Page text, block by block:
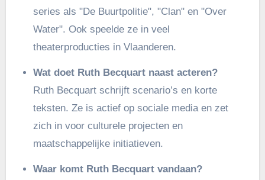
series als "De Buurtpolitie", "Clan" en "Over
Water". Ook speelde ze in veel
theaterproducties in Vlaanderen.
Wat doet Ruth Becquart naast acteren?
Ruth Becquart schrijft scenario’s en korte
teksten. Ze is actief op sociale media en zet
zich in voor culturele projecten en
maatschappelijke initiatieven.
Waar komt Ruth Becquart vandaan?